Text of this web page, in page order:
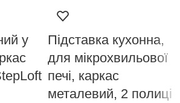
у
Підставка кухонна,
для мікрохвильової
печі, каркас
металевий, 2 полиці